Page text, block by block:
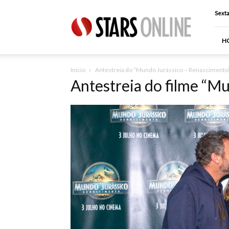
Online
Inicio Antestreia do “Mundo Jurássico –
Antestreia do filme